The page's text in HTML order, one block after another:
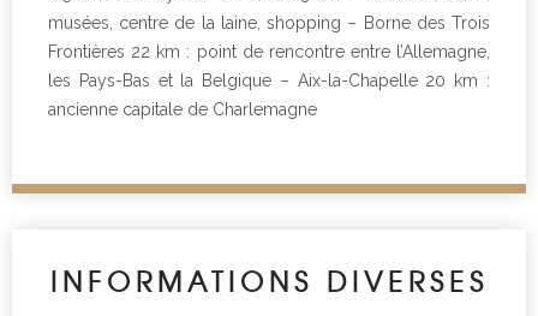
musées, centre de la laine, shopping – Borne des Trois
Frontières 22 km : point de rencontre entre l’Allemagne,
les Pays-Bas et la Belgique – Aix-la-Chapelle 20 km :
ancienne capitale de Charlemagne
INFORMATIONS DIVERSES